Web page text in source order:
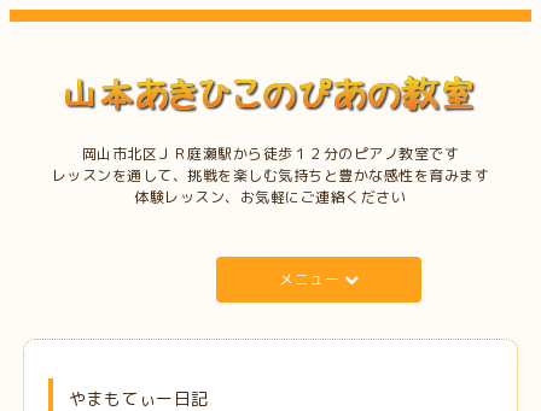
岡山市北区ＪＲ庭瀬駅から徒歩１２分のピアノ教室です
レッスンを通して、挑戦を楽しむ気持ちと豊かな感性を育みます
体験レッスン、お気軽にご連絡ください
メニュー
やまもてぃー日記